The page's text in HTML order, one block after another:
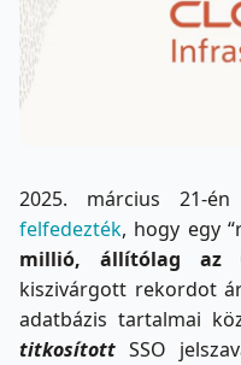
2025. március 21-
felfedezték, hogy egy
millió, állítólag az
kiszivárgott rekordot
adatbázis tartalmai
titkosított SSO